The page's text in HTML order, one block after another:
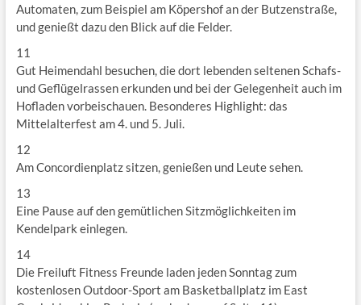
Automaten, zum Beispiel am Köpershof an der Butzenstraße,
und genießt dazu den Blick auf die Felder.
11
Gut Heimendahl besuchen, die dort lebenden seltenen Schafs-
und Geflügelrassen erkunden und bei der Gelegenheit auch im
Hofladen vorbeischauen. Besonderes Highlight: das
Mittelalterfest am 4. und 5. Juli.
12
Am Concordienplatz sitzen, genießen und Leute sehen.
13
Eine Pause auf den gemütlichen Sitzmöglichkeiten im
Kendelpark einlegen.
14
Die Freiluft Fitness Freunde laden jeden Sonntag zum
kostenlosen Outdoor-Sport am Basketballplatz im East